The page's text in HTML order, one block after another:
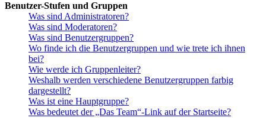
Benutzer-Stufen und Gruppen
Was sind Administratoren?
Was sind Moderatoren?
Was sind Benutzergruppen?
Wo finde ich die Benutzergruppen und wie trete ich ihnen
bei?
Wie werde ich Gruppenleiter?
Weshalb werden verschiedene Benutzergruppen farbig
dargestellt?
Was ist eine Hauptgruppe?
Was bedeutet der „Das Team“-Link auf der Startseite?